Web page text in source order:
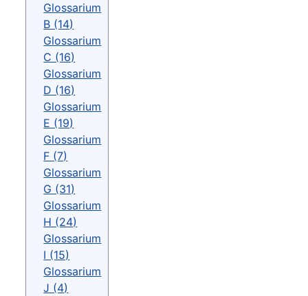
Glossarium
B (14)
Glossarium
C (16)
Glossarium
D (16)
Glossarium
E (19)
Glossarium
F (7)
Glossarium
G (31)
Glossarium
H (24)
Glossarium
I (15)
Glossarium
J (4)